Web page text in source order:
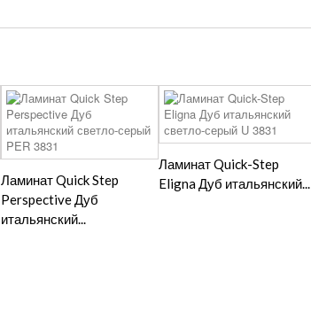
Ламинат Quick Step
Perspective Дуб
итальянский...
Ламинат Quick-Step
Eligna Дуб итальянский...